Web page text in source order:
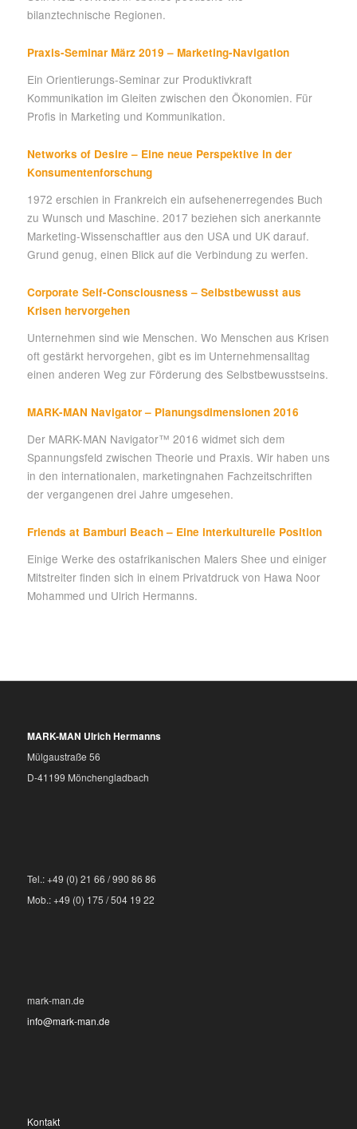
bilanztechnische Regionen.
Praxis-Seminar März 2019 – Marketing-Navigation
Ein Orientierungs-Seminar zur Produktivkraft
Kommunikation im Gleiten zwischen den Ökonomien. Für
Profis in Marketing und Kommunikation.
Networks of Desire – Eine neue Perspektive in der
Konsumentenforschung
1972 erschien in Frankreich ein aufsehenerregendes Buch
zu Wunsch und Maschine. 2017 beziehen sich anerkannte
Marketing-Wissenschaftler aus den USA und UK darauf.
Grund genug, einen Blick auf die Verbindung zu werfen.
Corporate Self-Consciousness – Selbstbewusst aus
Krisen hervorgehen
Unternehmen sind wie Menschen. Wo Menschen aus Krisen
oft gestärkt hervorgehen, gibt es im Unternehmensalltag
einen anderen Weg zur Förderung des Selbstbewusstseins.
MARK-MAN Navigator – Planungsdimensionen 2016
Der MARK-MAN Navigator™ 2016 widmet sich dem
Spannungsfeld zwischen Theorie und Praxis. Wir haben uns
in den internationalen, marketingnahen Fachzeitschriften
der vergangenen drei Jahre umgesehen.
Friends at Bamburi Beach – Eine interkulturelle Position
Einige Werke des ostafrikanischen Malers Shee und einiger
Mitstreiter finden sich in einem Privatdruck von Hawa Noor
Mohammed und Ulrich Hermanns.
MARK-MAN Ulrich Hermanns
Mülgaustraße 56
D-41199 Mönchengladbach
Tel.: +49 (0) 21 66 / 990 86 86
Mob.: +49 (0) 175 / 504 19 22
mark-man.de
info@mark-man.de
Kontakt